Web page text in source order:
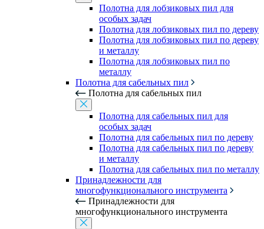
Полотна для лобзиковых пил для
особых задач
Полотна для лобзиковых пил по дереву
Полотна для лобзиковых пил по дереву
и металлу
Полотна для лобзиковых пил по
металлу
Полотна для сабельных пил
Полотна для сабельных пил
Полотна для сабельных пил для
особых задач
Полотна для сабельных пил по дереву
Полотна для сабельных пил по дереву
и металлу
Полотна для сабельных пил по металлу
Принадлежности для
многофункционального инструмента
Принадлежности для
многофункционального инструмента